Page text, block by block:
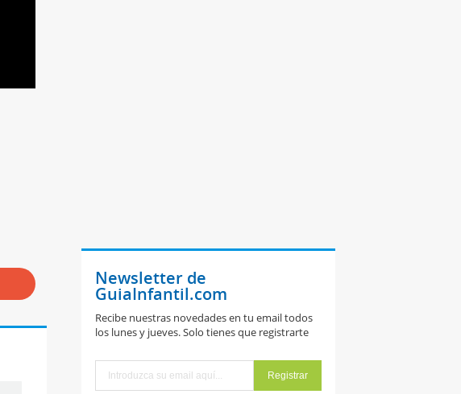
Newsletter de
GuiaInfantil.com
Recibe nuestras novedades en tu email todos
los lunes y jueves. Solo tienes que registrarte